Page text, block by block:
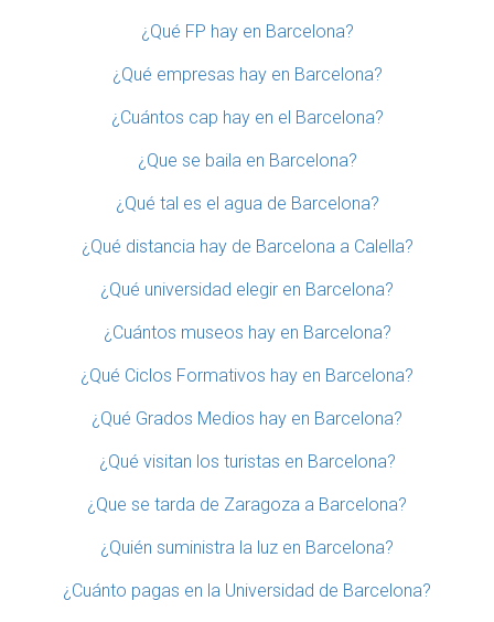
¿Qué FP hay en Barcelona?
¿Qué empresas hay en Barcelona?
¿Cuántos cap hay en el Barcelona?
¿Que se baila en Barcelona?
¿Qué tal es el agua de Barcelona?
¿Qué distancia hay de Barcelona a Calella?
¿Qué universidad elegir en Barcelona?
¿Cuántos museos hay en Barcelona?
¿Qué Ciclos Formativos hay en Barcelona?
¿Qué Grados Medios hay en Barcelona?
¿Qué visitan los turistas en Barcelona?
¿Que se tarda de Zaragoza a Barcelona?
¿Quién suministra la luz en Barcelona?
¿Cuánto pagas en la Universidad de Barcelona?